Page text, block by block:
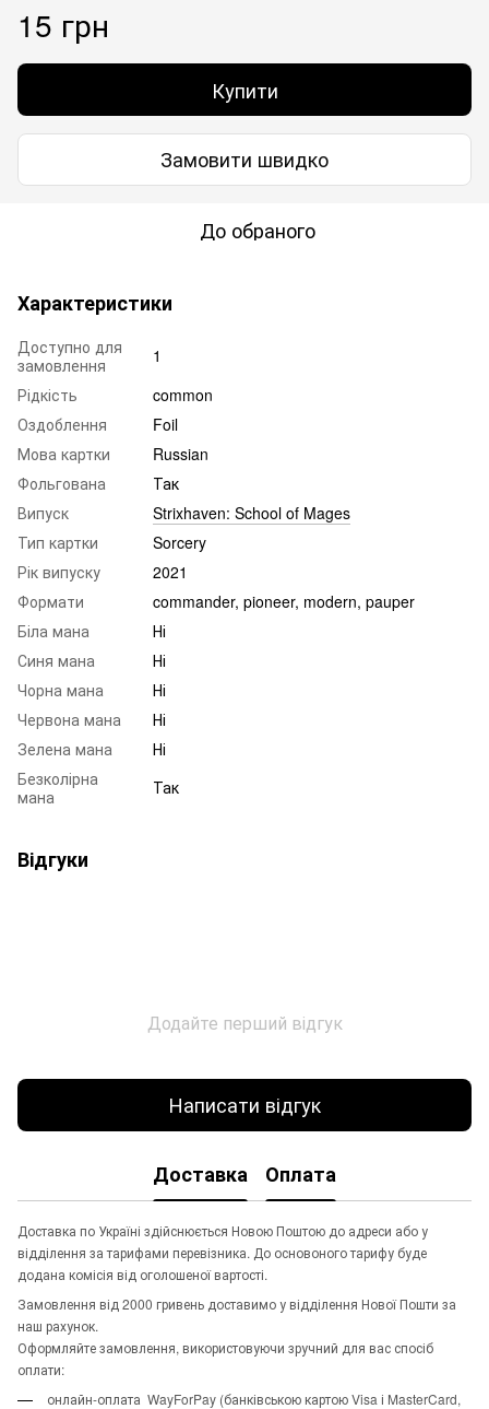
15 грн
Купити
Замовити швидко
До обраного
Характеристики
Доступно для
замовлення
1
Рідкість
common
Оздоблення
Foil
Мова картки
Russian
Фольгована
Так
Випуск
Strixhaven: School of Mages
Тип картки
Sorcery
Рік випуску
2021
Формати
commander, pioneer, modern, pauper
Біла мана
Ні
Синя мана
Ні
Чорна мана
Ні
Червона мана
Ні
Зелена мана
Ні
Безколірна
мана
Так
Відгуки
Додайте перший відгук
Написати відгук
Доставка Оплата
Доставка по Україні здійснюється Новою Поштою до адреси або у
відділення за тарифами перевізника. До основоного тарифу буде
додана комісія від оголошеної вартості.
Замовлення від 2000 гривень доставимо у відділення Нової Пошти за
наш рахунок.
Оформляйте замовлення, використовуючи зручний для вас спосіб
оплати:
онлайн-оплата WayForPay (банківською картою Visa і MasterCard,